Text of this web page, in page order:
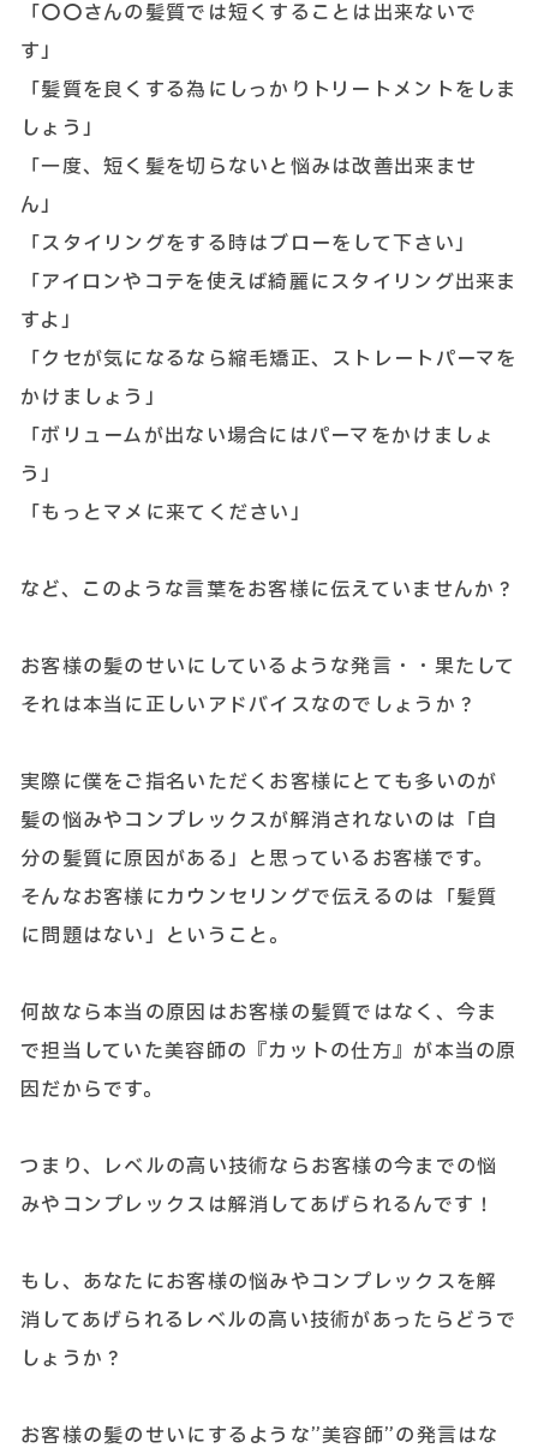
「〇〇さんの髪質では短くすることは出来ないで
す」
「髪質を良くする為にしっかりトリートメントをしま
しょう」
「一度、短く髪を切らないと悩みは改善出来ませ
ん」
「スタイリングをする時はブローをして下さい」
「アイロンやコテを使えば綺麗にスタイリング出来ま
すよ」
「クセが気になるなら縮毛矯正、ストレートパーマを
かけましょう」
「ボリュームが出ない場合にはパーマをかけましょ
う」
「もっとマメに来てください」
など、このような言葉をお客様に伝えていませんか？
お客様の髪のせいにしているような発言・・果たして
それは本当に正しいアドバイスなのでしょうか？
実際に僕をご指名いただくお客様にとても多いのが
髪の悩みやコンプレックスが解消されないのは「自
分の髪質に原因がある」と思っているお客様です。
そんなお客様にカウンセリングで伝えるのは「髪質
に問題はない」ということ。
何故なら本当の原因はお客様の髪質ではなく、今ま
で担当していた美容師の『カットの仕方』が本当の原
因だからです。
つまり、レベルの高い技術ならお客様の今までの悩
みやコンプレックスは解消してあげられるんです！
もし、あなたにお客様の悩みやコンプレックスを解
消してあげられるレベルの高い技術があったらどうで
しょうか？
お客様の髪のせいにするような”美容師”の発言はな